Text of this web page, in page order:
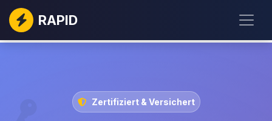
RAPID
Zertifiziert & Versichert